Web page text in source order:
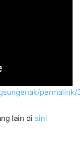
permalink/
lain di sini